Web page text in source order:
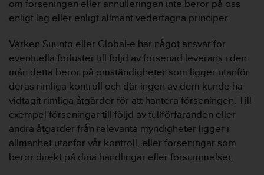
om förseningen eller annulleringen inte beror på oss
enligt lag eller enligt allmänt vedertagna principer.
Varken Suunto eller Global-e har något ansvar för
eventuella förluster till följd av försenad leverans i den
mån detta beror på omständigheter som ligger utanför
deras rimliga kontroll och där ingen av dem kunde ha
vidtagit rimliga åtgärder för att hantera förseningen. Till
exempel förseningar till följd av tullförfaranden eller
andra åtgärder från relevanta myndigheter ligger i
allmänhet utanför vår kontroll, eller förseningar som
beror direkt på dina handlingar eller försummelser.